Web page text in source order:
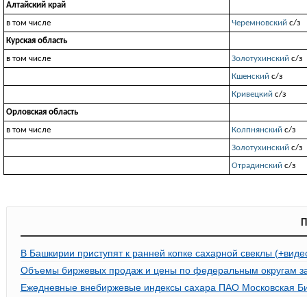
Алтайский край
в том числе
Черемновский с/з
Курская область
в том числе
Золотухинский с/з
Кшенский с/з
Кривецкий с/з
Орловская область
в том числе
Колпнянский с/з
Золотухинский с/з
Отрадинский с/з
В Башкирии приступят к ранней копке сахарной свеклы
Объемы биржевых продаж и цены по федеральным округам
Ежедневные внебиржевые индексы сахара ПАО Московская